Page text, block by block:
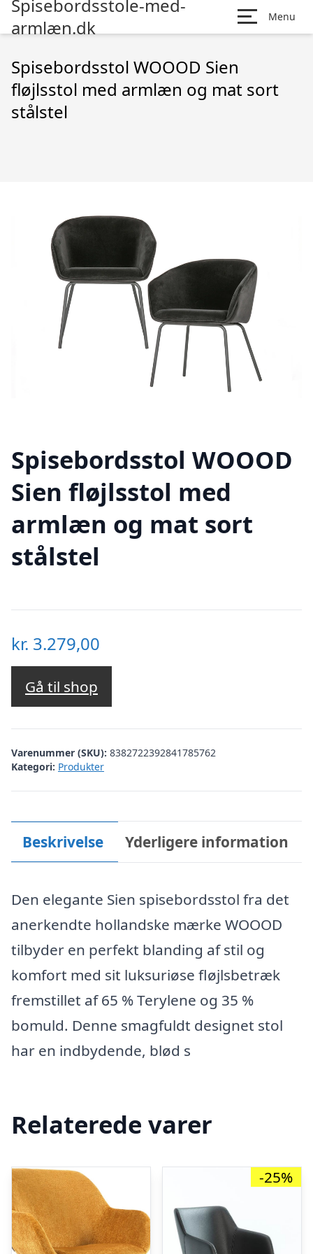
Spisebordsstole-med-
armlæn.dk
Menu
Spisebordsstol WOOOD Sien
fløjlsstol med armlæn og mat sort
stålstel
Spisebordsstol WOOOD
Sien fløjlsstol med
armlæn og mat sort
stålstel
kr. 3.279,00
Gå til shop
Varenummer (SKU): 8382722392841785762
Kategori: Produkter
Beskrivelse Yderligere information
Den elegante Sien spisebordsstol fra det
anerkendte hollandske mærke WOOOD
tilbyder en perfekt blanding af stil og
komfort med sit luksuriøse fløjlsbetræk
fremstillet af 65 % Terylene og 35 %
bomuld. Denne smagfuldt designet stol
har en indbydende, blød s
Relaterede varer
-25%